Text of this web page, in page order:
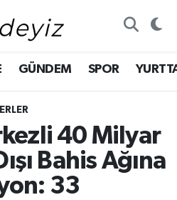
GÜNDEM SPOR
40 Milyar
Bahis Ağına
33
Haritası
ve Fikstür